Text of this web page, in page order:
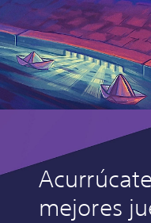
mejores